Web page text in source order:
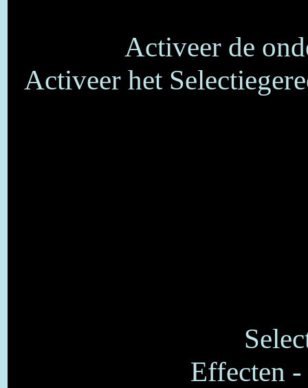
Activeer de
Activeer het
Effecten